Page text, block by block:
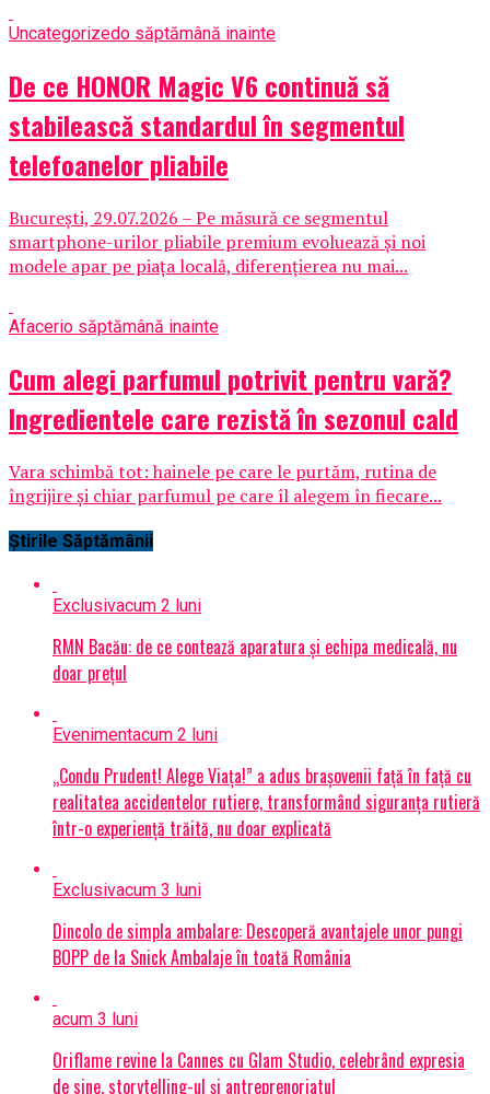
Uncategorizedo săptămână inainte
De ce HONOR Magic V6 continuă să
stabilească standardul în segmentul
telefoanelor pliabile
București, 29.07.2026 – Pe măsură ce segmentul
smartphone-urilor pliabile premium evoluează și noi
modele apar pe piața locală, diferențierea nu mai...
Afacerio săptămână inainte
Cum alegi parfumul potrivit pentru vară?
Ingredientele care rezistă în sezonul cald
Vara schimbă tot: hainele pe care le purtăm, rutina de
îngrijire și chiar parfumul pe care îl alegem în fiecare...
Știrile Săptămânii
Exclusivacum 2 luni
RMN Bacău: de ce contează aparatura și echipa medicală, nu
doar prețul
Evenimentacum 2 luni
„Condu Prudent! Alege Viața!” a adus brașovenii față în față cu
realitatea accidentelor rutiere, transformând siguranța rutieră
într-o experiență trăită, nu doar explicată
Exclusivacum 3 luni
Dincolo de simpla ambalare: Descoperă avantajele unor pungi
BOPP de la Snick Ambalaje în toată România
acum 3 luni
Oriflame revine la Cannes cu Glam Studio, celebrând expresia
de sine, storytelling-ul și antreprenoriatul